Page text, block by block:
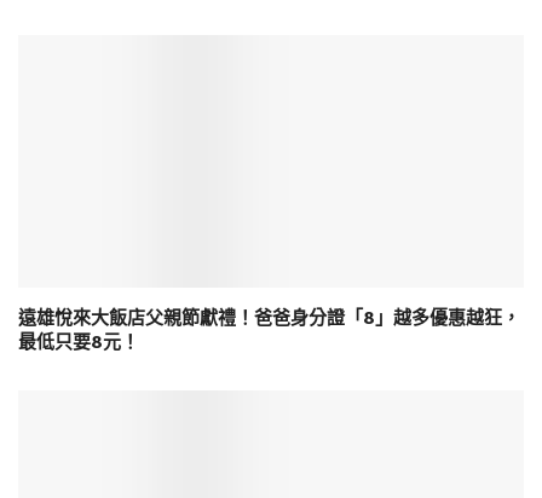
遠雄悅來大飯店父親節獻禮！爸爸身分證「8」越多優惠越狂，
最低只要8元！